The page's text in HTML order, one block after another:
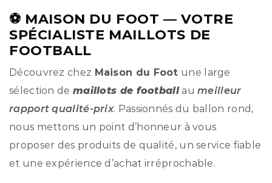
⚽ MAISON DU FOOT — VOTRE
SPÉCIALISTE MAILLOTS DE
FOOTBALL
Découvrez chez Maison du Foot une large
sélection de maillots de footballaumeilleur
rapport qualité-prix. Passionnés du ballon rond,
nous mettons un point d’honneur à vous
proposer des produits de qualité, un service fiable
et une expérience d’achat irréprochable.